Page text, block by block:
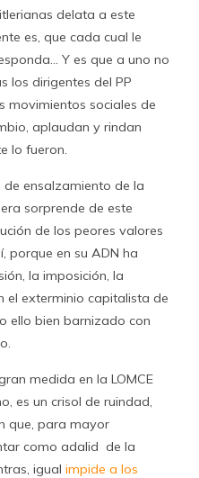
delata a este
es, que cada cual le
Y es que a uno no
los dirigentes del PP
movimientos sociales de
aplaudan y rindan
lo fueron.
ensalzamiento de la
sorprende de este
de los peores valores
porque en su ADN ha
la imposición, la
el exterminio capitalista de
ello bien barnizado con
medida en la LOMCE
es un crisol de ruindad,
que, para mayor
como adalid de la
igual impide a los